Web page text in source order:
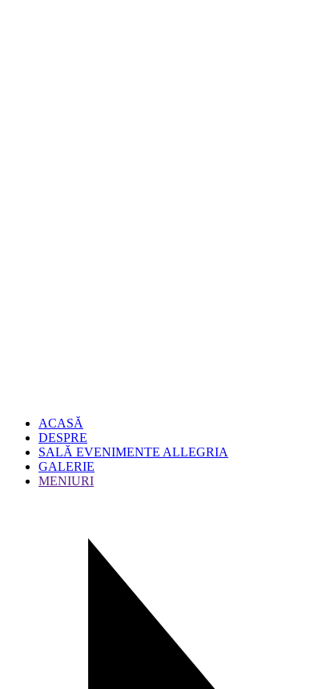
ACASĂ
DESPRE
SALĂ EVENIMENTE ALLEGRIA
GALERIE
MENIURI